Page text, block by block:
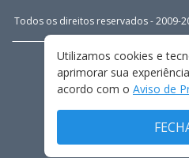
Todos os direitos reservados - 2009-
FALE
TERMOS E
Utilizamos cookies e
aprimorar sua
acordo com o Aviso de